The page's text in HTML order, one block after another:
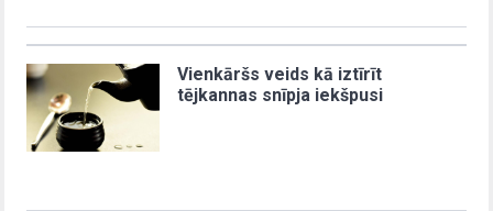
Vienkāršs veids kā iztīrīt
tējkannas snīpja iekšpusi